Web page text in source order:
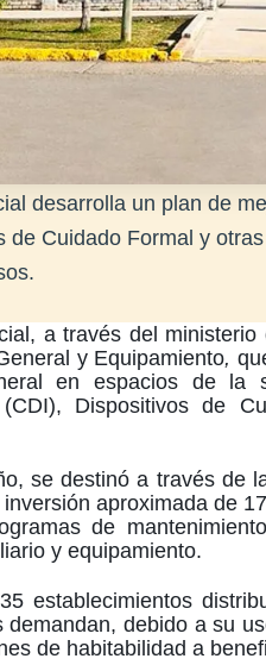
desarrolla un plan de
de Cuidado Formal y
a través del
y Equipamiento,
en espacios de la
Dispositivos de
se destinó a través de
aproximada de
de
y equipamiento.
establecimientos
demandan, debido a su
de habitabilidad a